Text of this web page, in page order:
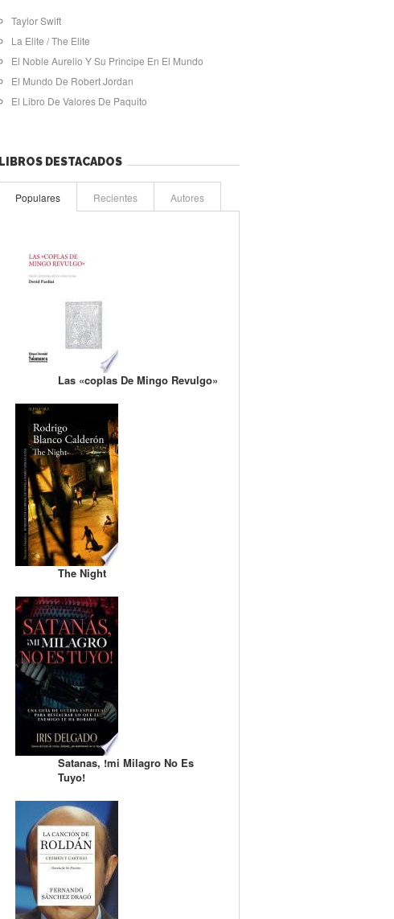
Taylor Swift
La Elite / The Elite
El Noble Aurelio Y Su Principe En El Mundo
El Mundo De Robert Jordan
El Libro De Valores De Paquito
LIBROS DESTACADOS
Populares Recientes Autores
Las «coplas De Mingo Revulgo»
The Night
Satanas, !mi Milagro No Es
Tuyo!